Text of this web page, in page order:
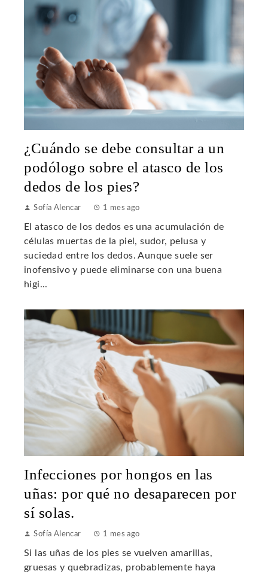
¿Cuándo se debe consultar a un
podólogo sobre el atasco de los
dedos de los pies?
Sofía Alencar 1 mes ago
El atasco de los dedos es una acumulación de
células muertas de la piel, sudor, pelusa y
suciedad entre los dedos. Aunque suele ser
inofensivo y puede eliminarse con una buena
higi...
Infecciones por hongos en las
uñas: por qué no desaparecen por
sí solas.
Sofía Alencar 1 mes ago
Si las uñas de los pies se vuelven amarillas,
gruesas y quebradizas, probablemente haya